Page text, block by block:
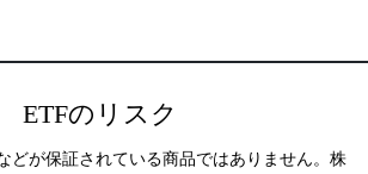
ETFのリスク
どが保証されている商品ではありません。株